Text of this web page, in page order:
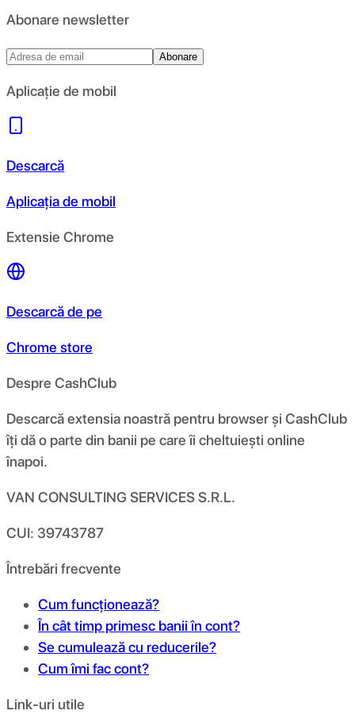
Abonare newsletter
Abonare
Aplicație de mobil
Descarcă
Aplicația de mobil
Extensie Chrome
Descarcă de pe
Chrome store
Despre CashClub
Descarcă extensia noastră pentru browser și CashClub
îți dă o parte din banii pe care îi cheltuiești online
înapoi.
VAN CONSULTING SERVICES S.R.L.
CUI: 39743787
Întrebări frecvente
Cum funcționează?
În cât timp primesc banii în cont?
Se cumulează cu reducerile?
Cum îmi fac cont?
Link-uri utile